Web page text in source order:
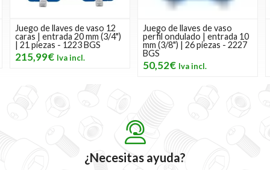
Juego de llaves de vaso 12
caras | entrada 20 mm (3/4")
| 21 piezas - 1223 BGS
215,99€
Juego de llaves de vaso
perfil ondulado | entrada 10
mm (3/8") | 26 piezas - 2227
BGS
50,52€
¿Necesitas ayuda?